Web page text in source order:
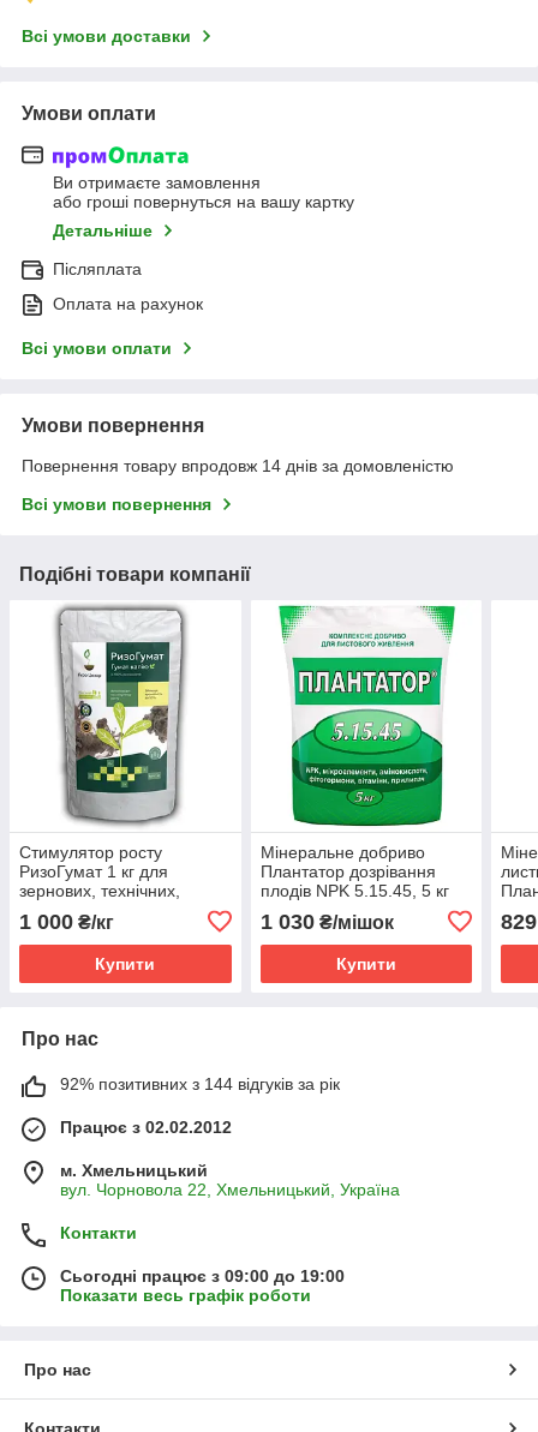
Всі умови доставки
Умови оплати
Ви отримаєте замовлення
або гроші повернуться на вашу картку
Детальніше
Післяплата
Оплата на рахунок
Всі умови оплати
Умови повернення
Повернення товару впродовж 14 днів за домовленістю
Всі умови повернення
Подібні товари компанії
Стимулятор росту
РизоГумат 1 кг для
зернових, технічних,
олійних антистресант
100% розчинність
1 000 ₴/кг
Купити
Мінеральне добриво
Плантатор дозрівання
плодів NPK 5.15.45, 5 кг
1 030₴/мішок
Купити
829
Про нас
92% позитивних з 144 відгуків за рік
Працює з 02.02.2012
м. Хмельницький
вул. Чорновола 22, Хмельницький, Україна
Контакти
Сьогодні працює з 09:00 до 19:00
Показати весь графік роботи
Про нас